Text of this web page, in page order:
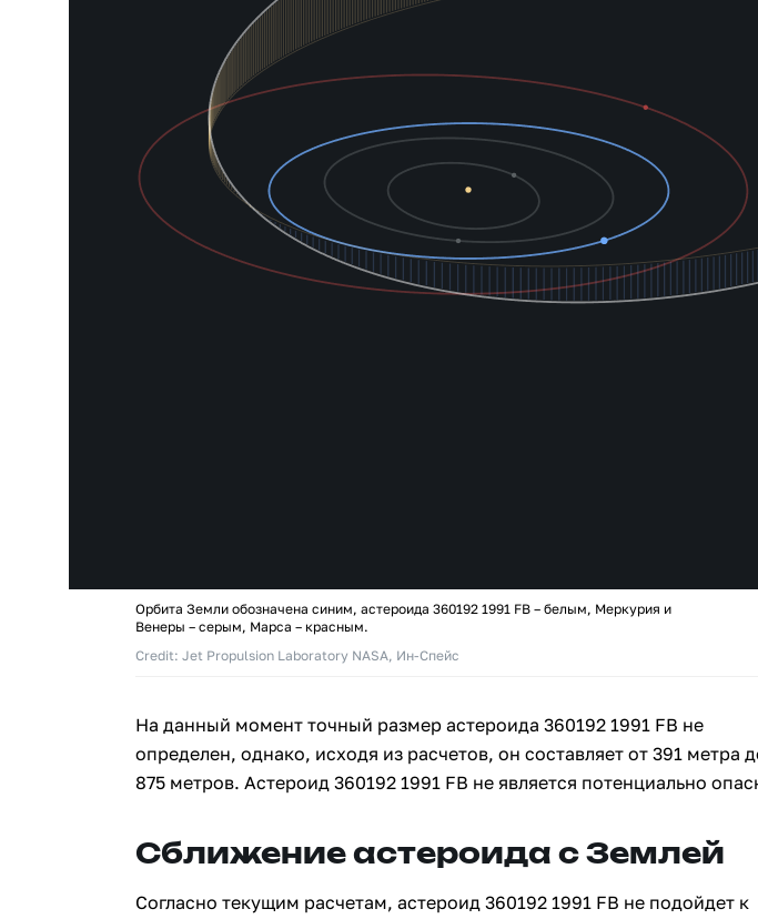
Орбита Земли обозначена синим, астероида 360192 1991 FB – белым, Меркурия и
Венеры – серым, Марса – красным.
Credit: Jet Propulsion Laboratory NASA, Ин-Спейс
На данный момент точный размер астероида 360192 1991 FB не
определен, однако, исходя из расчетов, он составляет от 391 метра
875 метров. Астероид 360192 1991 FB не является потенциально
Сближение астероида с Землей
Согласно текущим расчетам, астероид 360192 1991 FB не подойдет к